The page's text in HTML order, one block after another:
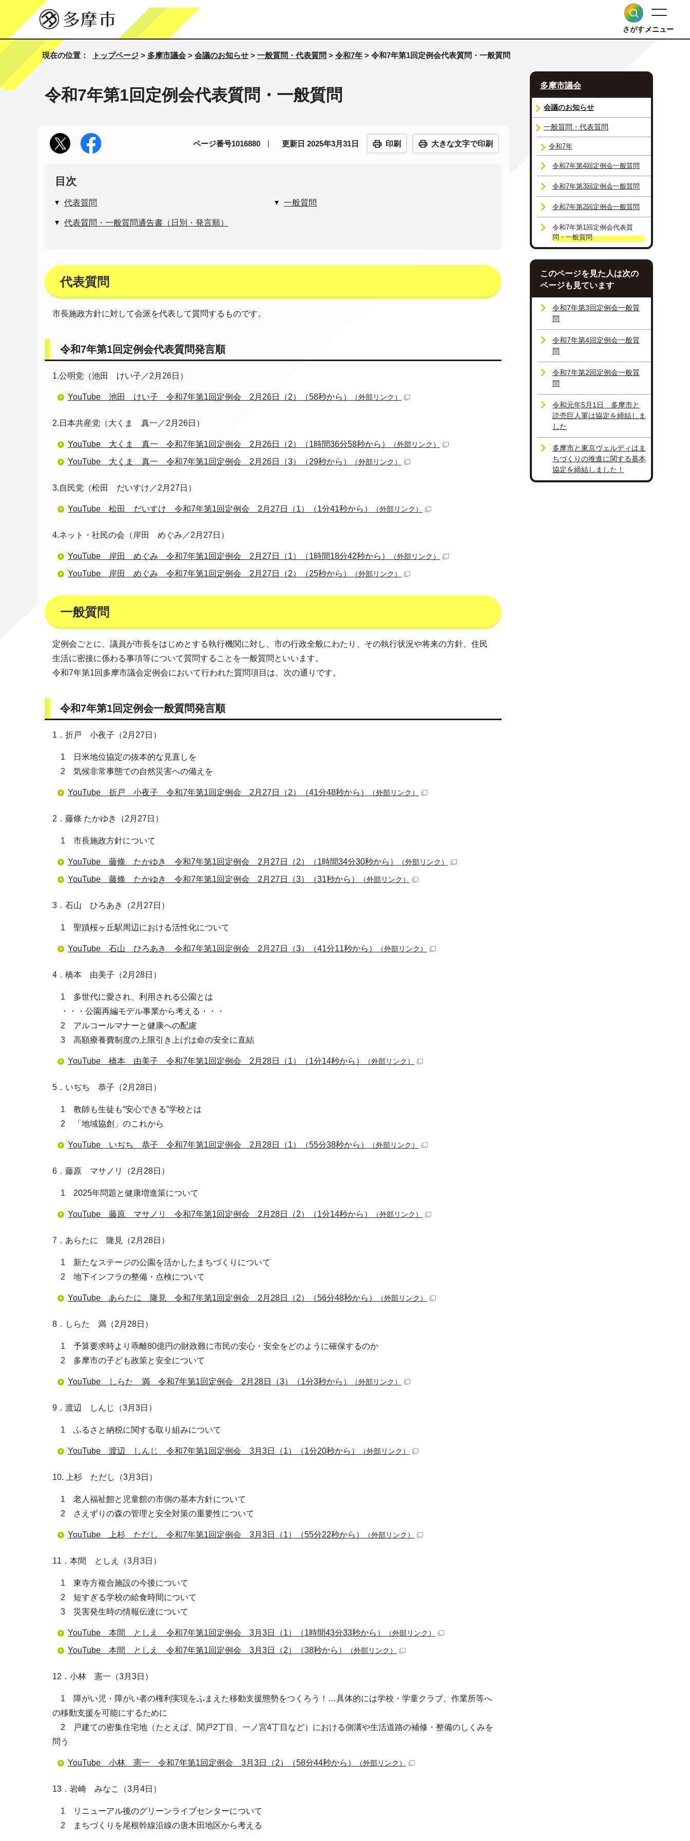
さがすメニュー
現在の位置： トップページ > 多摩市議会 > 会議のお知らせ > 一般質問・代表質問 > 令和7年 > 令和7年第1回定例会代表質問・一般質問
令和7年第1回定例会代表質問・一般質問
ページ番号1016880 更新日 2025年3月31日 印刷 大きな文字で印刷
目次
代表質問 一般質問
代表質問・一般質問通告書（日別・発言順）
代表質問
市長施政方針に対して会派を代表して質問するものです。
令和7年第1回定例会代表質問発言順
1.公明党（池田 けい子／2月26日）
YouTube 池田 けい子 令和7年第1回定例会 2月26日（2）（58秒から） （外部リンク）
2.日本共産党（大くま 真一／2月26日）
YouTube 大くま 真一 令和7年第1回定例会 2月26日（2）（1時間36分58秒から） （外部リンク）
YouTube 大くま 真一 令和7年第1回定例会 2月26日（3）（29秒から） （外部リンク）
3.自民党（松田 だいすけ／2月27日）
YouTube 松田 だいすけ 令和7年第1回定例会 2月27日（1）（1分41秒から） （外部リンク）
4.ネット・社民の会（岸田 めぐみ／2月27日）
YouTube 岸田 めぐみ 令和7年第1回定例会 2月27日（1）（1時間18分42秒から） （外部リンク）
YouTube 岸田 めぐみ 令和7年第1回定例会 2月27日（2）（25秒から） （外部リンク）
一般質問
定例会ごとに、議員が市長をはじめとする執行機関に対し、市の行政全般にわたり、その執行状況や将来の方針、住民
生活に密接に係わる事項等について質問することを一般質問といいます。
令和7年第1回多摩市議会定例会において行われた質問項目は、次の通りです。
令和7年第1回定例会一般質問発言順
1．折戸 小夜子（2月27日）
1 日米地位協定の抜本的な見直しを
2 気候非常事態での自然災害への備えを
YouTube 折戸 小夜子 令和7年第1回定例会 2月27日（2）（41分48秒から） （外部リンク）
2．藤條 たかゆき（2月27日）
1 市長施政方針について
YouTube 藤條 たかゆき 令和7年第1回定例会 2月27日（2）（1時間34分30秒から） （外部リンク）
YouTube 藤條 たかゆき 令和7年第1回定例会 2月27日（3）（31秒から） （外部リンク）
3．石山 ひろあき（2月27日）
1 聖蹟桜ヶ丘駅周辺における活性化について
YouTube 石山 ひろあき 令和7年第1回定例会 2月27日（3）（41分11秒から） （外部リンク）
4．橋本 由美子（2月28日）
1 多世代に愛され、利用される公園とは
・・・公園再編モデル事業から考える・・・
2 アルコールマナーと健康への配慮
3 高額療養費制度の上限引き上げは命の安全に直結
YouTube 橋本 由美子 令和7年第1回定例会 2月28日（1）（1分14秒から） （外部リンク）
5．いぢち 恭子（2月28日）
1 教師も生徒も“安心できる”学校とは
2 「地域協創」のこれから
YouTube いぢち 恭子 令和7年第1回定例会 2月28日（1）（55分38秒から） （外部リンク）
6．藤原 マサノリ（2月28日）
1 2025年問題と健康増進策について
YouTube 藤原 マサノリ 令和7年第1回定例会 2月28日（2）（1分14秒から） （外部リンク）
7．あらたに 隆見（2月28日）
1 新たなステージの公園を活かしたまちづくりについて
2 地下インフラの整備・点検について
YouTube あらたに 隆見 令和7年第1回定例会 2月28日（2）（56分48秒から） （外部リンク）
8．しらた 満（2月28日）
1 予算要求時より乖離80億円の財政難に市民の安心・安全をどのように確保するのか
2 多摩市の子ども政策と安全について
YouTube しらた 満 令和7年第1回定例会 2月28日（3）（1分3秒から） （外部リンク）
9．渡辺 しんじ（3月3日）
1 ふるさと納税に関する取り組みについて
YouTube 渡辺 しんじ 令和7年第1回定例会 3月3日（1）（1分20秒から） （外部リンク）
10. 上杉 ただし（3月3日）
1 老人福祉館と児童館の市側の基本方針について
2 さえずりの森の管理と安全対策の重要性について
YouTube 上杉 ただし 令和7年第1回定例会 3月3日（1）（55分22秒から） （外部リンク）
11．本間 としえ（3月3日）
1 東寺方複合施設の今後について
2 短すぎる学校の給食時間について
3 災害発生時の情報伝達について
YouTube 本間 としえ 令和7年第1回定例会 3月3日（1）（1時間43分33秒から） （外部リンク）
YouTube 本間 としえ 令和7年第1回定例会 3月3日（2）（38秒から） （外部リンク）
12．小林 憲一（3月3日）
1 障がい児・障がい者の権利実現をふまえた移動支援態勢をつくろう！…具体的には学校・学童クラブ、作業所等へ
の移動支援を可能にするために
2 戸建ての密集住宅地（たとえば、関戸2丁目、一ノ宮4丁目など）における側溝や生活道路の補修・整備のしくみを
問う
YouTube 小林 憲一 令和7年第1回定例会 3月3日（2）（58分44秒から） （外部リンク）
13．岩崎 みなこ（3月4日）
1 リニューアル後のグリーンライブセンターについて
2 まちづくりを尾根幹線沿線の唐木田地区から考える
多摩市議会
会議のお知らせ
一般質問・代表質問
令和7年
令和7年第4回定例会一般質問
令和7年第3回定例会一般質問
令和7年第2回定例会一般質問
令和7年第1回定例会代表質
問・一般質問
このページを見た人は次の
ページも見ています
令和7年第3回定例会一般質
問
令和7年第4回定例会一般質
問
令和7年第2回定例会一般質
問
令和元年5月1日 多摩市と
読売巨人軍は協定を締結しま
した
多摩市と東京ヴェルディはま
ちづくりの推進に関する基本
協定を締結しました！